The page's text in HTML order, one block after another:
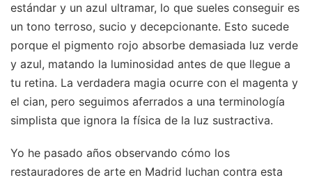
estándar y un azul ultramar, lo que sueles conseguir es
un tono terroso, sucio y decepcionante. Esto sucede
porque el pigmento rojo absorbe demasiada luz verde
y azul, matando la luminosidad antes de que llegue a
tu retina. La verdadera magia ocurre con el magenta y
el cian, pero seguimos aferrados a una terminología
simplista que ignora la física de la luz sustractiva.
Yo he pasado años observando cómo los
restauradores de arte en Madrid luchan contra esta